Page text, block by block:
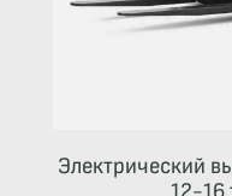
Электрический